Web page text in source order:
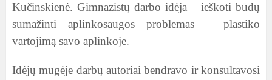
Kučinskienė. Gimnazistų darbo idėja – ieškoti būdų
sumažinti aplinkosaugos problemas – plastiko
vartojimą savo aplinkoje.
Idėjų mugėje darbų autoriai bendravo ir konsultavosi